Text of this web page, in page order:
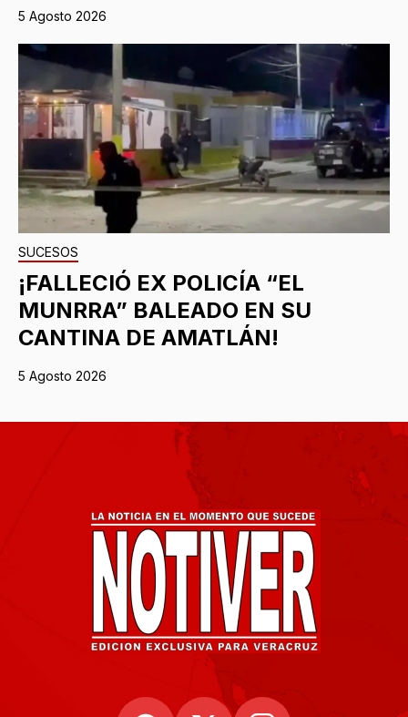
5 Agosto 2026
SUCESOS
¡FALLECIÓ EX POLICÍA “EL
MUNRRA” BALEADO EN SU
CANTINA DE AMATLÁN!
5 Agosto 2026